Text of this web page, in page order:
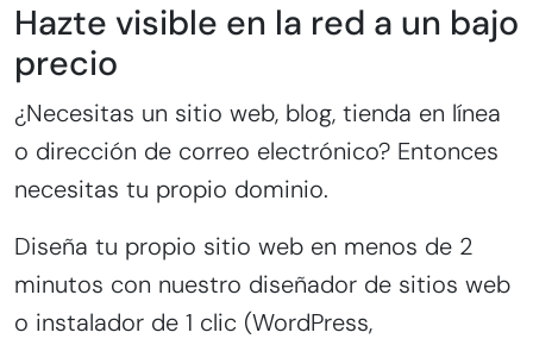
Hazte visible en la red a un bajo
precio
¿Necesitas un sitio web, blog, tienda en línea
o dirección de correo electrónico? Entonces
necesitas tu propio dominio.
Diseña tu propio sitio web en menos de 2
minutos con nuestro diseñador de sitios web
o instalador de 1 clic (WordPress,